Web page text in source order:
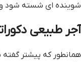
شوینده ای شسته شود و
آجر طبیعی
همانطور که پیشتر